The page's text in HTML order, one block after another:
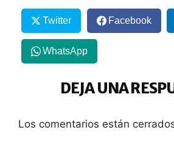
Twitter Facebook
WhatsApp
DEJA UNA
Los comentarios están